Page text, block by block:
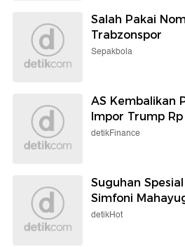
Salah Pakai
Trabzonspor
Sepakbola
AS Kembalikan
Impor Trump
detikFinance
Suguhan
Simfoni
detikHot